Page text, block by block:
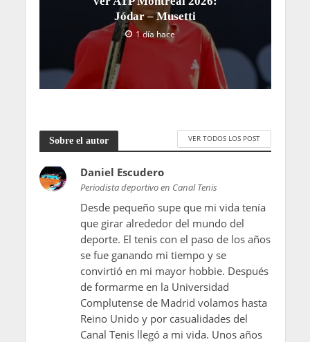
Jódar – Musetti
1 día hace
Sobre el autor VER TODOS LOS POST
Daniel Escudero
Periodista deportivo en Canal Tenis
Desde pequeño supe que mi vida tenía
que girar alrededor del mundo del
deporte. El tenis con el paso de los años
se fue ganando mi tiempo y se
convirtió en mi mayor hobbie. Después
de formarme en la Universidad
Complutense de Madrid volamos hasta
Reino Unido y por casualidades del
Canal Tenis llegó a mi vida. Unos años